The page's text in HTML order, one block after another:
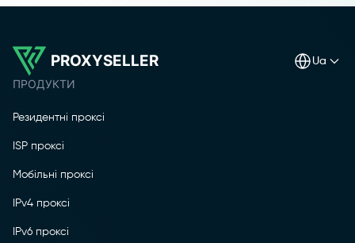
PROXYSELLER ua
ПРОДУКТИ
Резидентні проксі
ISP проксі
Мобільні проксі
IPv4 проксі
IPv6 проксі